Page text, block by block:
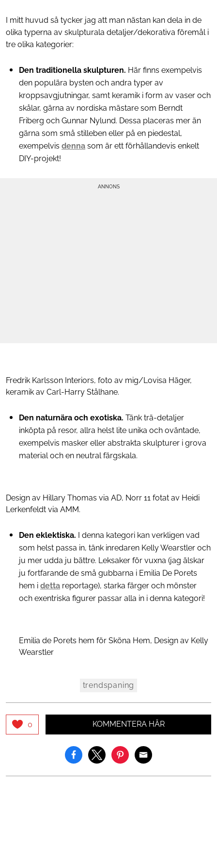
I mitt huvud så tycker jag att man nästan kan dela in de
olika typerna av skulpturala detaljer/dekorativa föremål i
tre olika kategorier:
Den traditionella skulpturen. Här finns exempelvis
den populära bysten och andra typer av
kroppsavgjutningar, samt keramik i form av vaser och
skålar, gärna av nordiska mästare som Berndt
Friberg och Gunnar Nylund. Dessa placeras mer än
gärna som små stilleben eller på en piedestal,
exempelvis denna som är ett förhållandevis enkelt
DIY-projekt!
Fredrik Karlsson Interiors, foto av mig/Lovisa Häger,
keramik av Carl-Harry Stålhane.
Den naturnära och exotiska. Tänk trä-detaljer
inköpta på resor, allra helst lite unika och oväntade,
exempelvis masker eller abstrakta skulpturer i grova
material och en neutral färgskala.
Design av Hillary Thomas via AD, Norr 11 fotat av Heidi
Lerkenfeldt via AMM.
Den eklektiska. I denna kategori kan verkligen vad
som helst passa in, tänk inredaren Kelly Wearstler och
ju mer udda ju bättre. Leksaker för vuxna (jag älskar
ju fortfarande de små gubbarna i Emilia De Porets
hem i detta reportage), starka färger och mönster
och exentriska figurer passar alla in i denna kategori!
Emilia de Porets hem för Sköna Hem, Design av Kelly
Wearstler
trendspaning
0 KOMMENTERA HÄR